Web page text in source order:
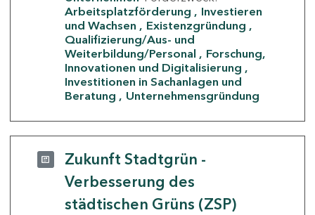
Arbeitsplatzförderung
Investieren
und Wachsen
Existenzgründung
Qualifizierung/Aus- und
Weiterbildung/Personal
Forschung,
Innovationen und Digitalisierung
Investitionen in Sachanlagen und
Beratung
Unternehmensgründung
Zukunft Stadtgrün -
Verbesserung des
städtischen Grüns (ZSP)